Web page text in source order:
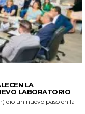
LA
LABORATORIO
dio un nuevo paso en la